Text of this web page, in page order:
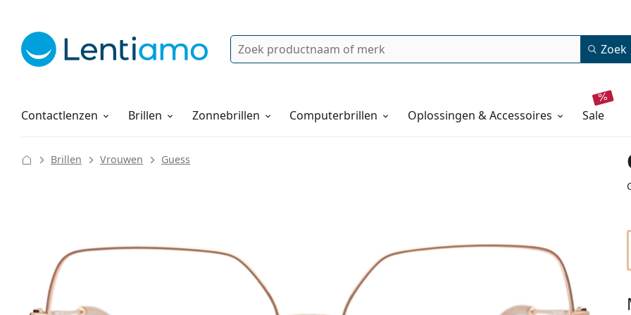
Zoek Zoek
Contactlenzen
Lenzenvloeistoffen Brillen Zonnebrillen Computerbrillen Oplossingen & Accessoires sale
Hoe bestellen
Brillen Vrouwen Guess